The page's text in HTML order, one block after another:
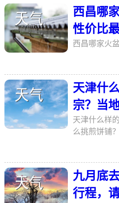
西昌哪
性价比最
西昌哪家火
天津什
宗？当
天津什么样
么挑煎饼铺？
九月底
行程，